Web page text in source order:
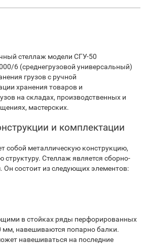
стеллаж модели СГУ-50
6 (среднегрузовой универсальный)
грузов с ручной
хранения товаров и
на складах, производственных и
мастерских.
и комплектации
собой металлическую конструкцию,
Стеллаж является сборно-
состоит из следующих элементов:
в стойках ряды перфорированных
мм, навешиваются попарно балки.
навешиваться на последние